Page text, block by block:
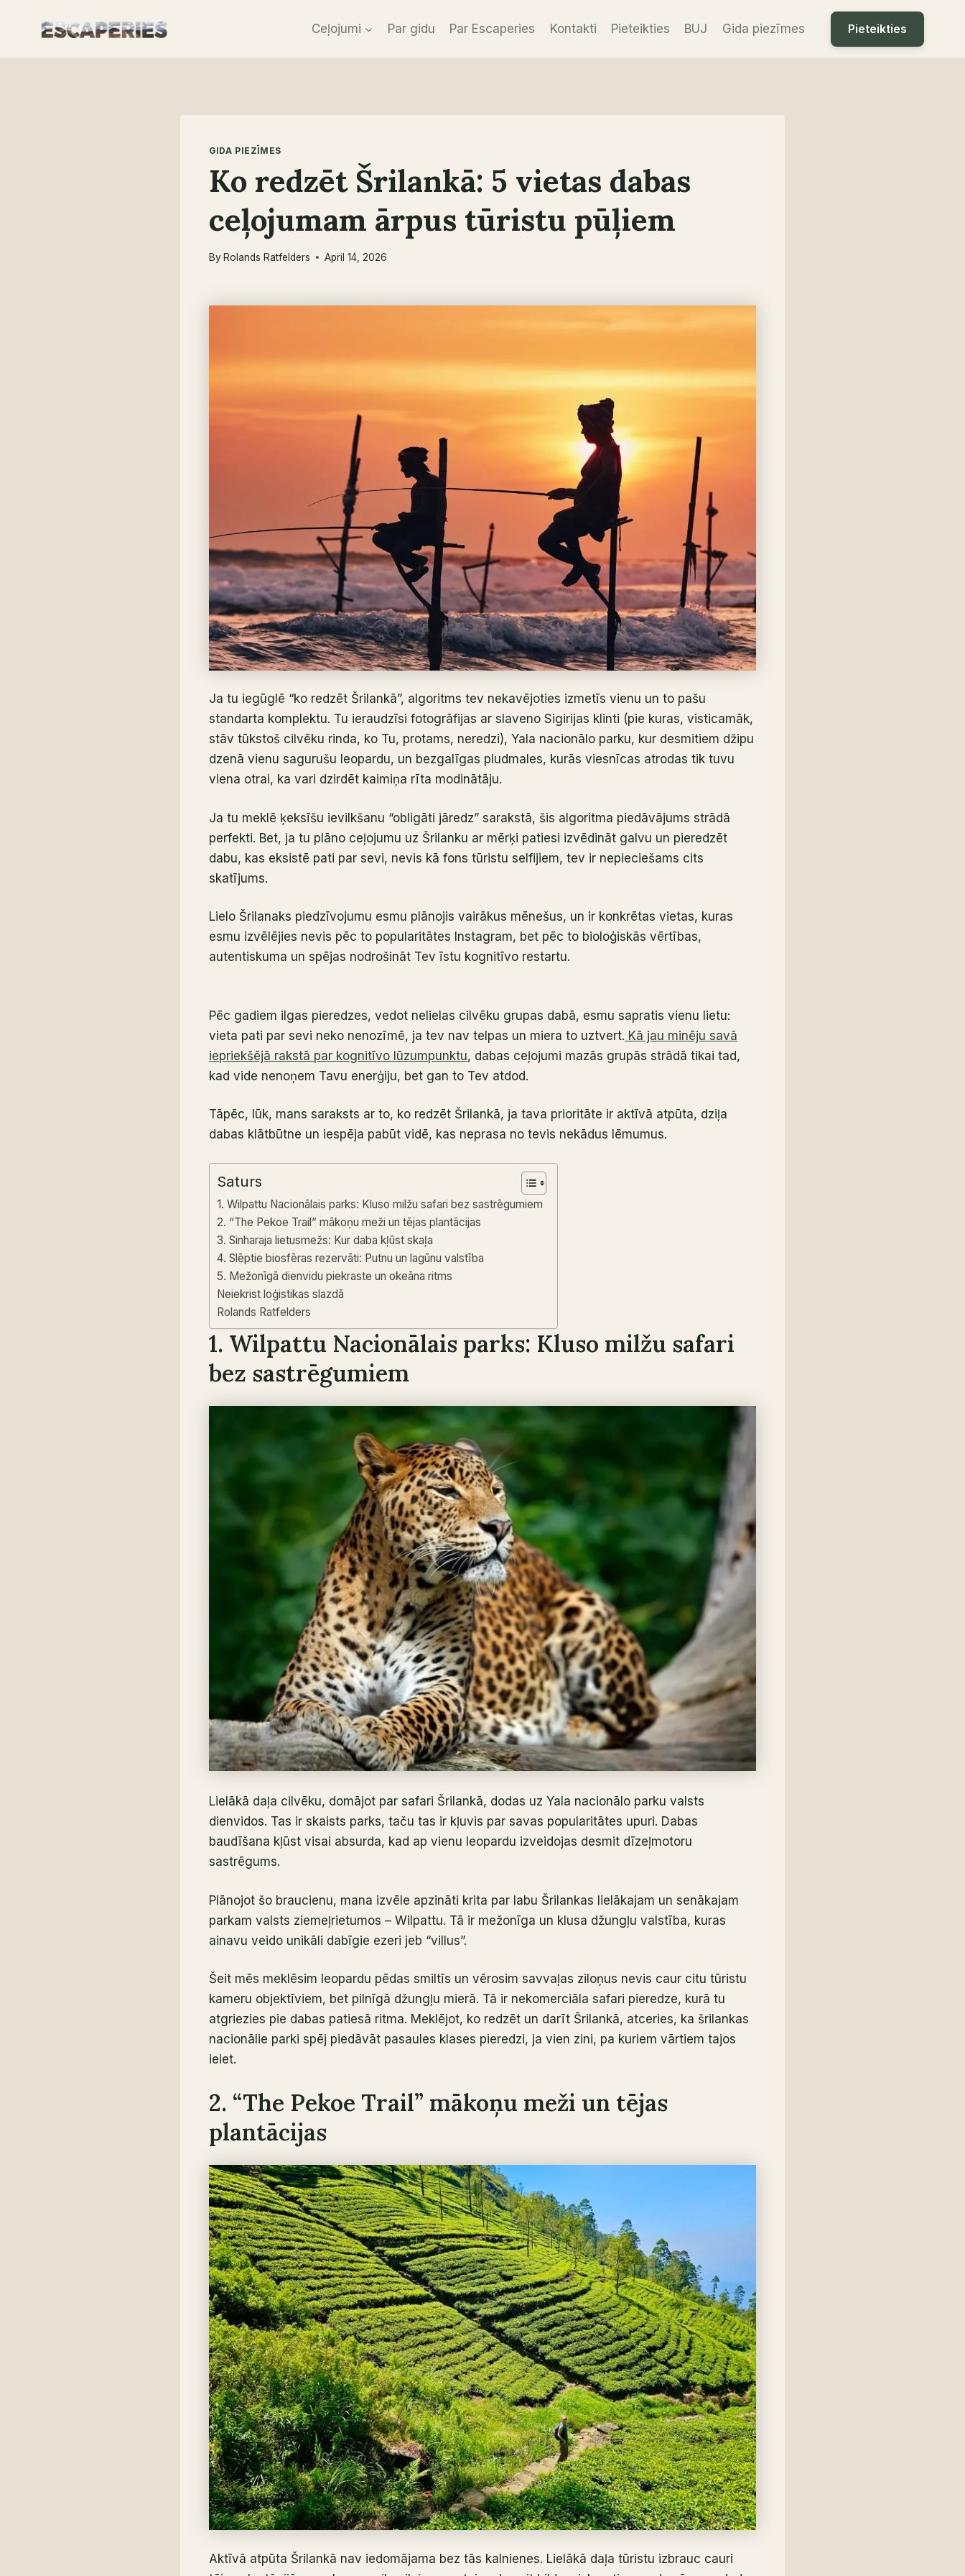
Ceļojumi Par gidu Par Escaperies Kontakti Pieteikties BUJ Gida piezīmes Pieteikties
GIDA PIEZĪMES
Ko redzēt Šrilankā: 5 vietas dabas
ceļojumam ārpus tūristu pūļiem
ByRolands Ratfelders April 14, 2026
Ja tu iegūglē “ko redzēt Šrilankā”, algoritms tev nekavējoties izmetīs vienu un to pašu
standarta komplektu. Tu ieraudzīsi fotogrāfijas ar slaveno Sigirijas klinti (pie kuras, visticamāk,
stāv tūkstoš cilvēku rinda, ko Tu, protams, neredzi), Yala nacionālo parku, kur desmitiem džipu
dzenā vienu sagurušu leopardu, un bezgalīgas pludmales, kurās viesnīcas atrodas tik tuvu
viena otrai, ka vari dzirdēt kaimiņa rīta modinātāju.
Ja tu meklē ķeksīšu ievilkšanu “obligāti jāredz” sarakstā, šis algoritma piedāvājums strādā
perfekti. Bet, ja tu plāno ceļojumu uz Šrilanku ar mērķi patiesi izvēdināt galvu un pieredzēt
dabu, kas eksistē pati par sevi, nevis kā fons tūristu selfijiem, tev ir nepieciešams cits
skatījums.
Lielo Šrilanaks piedzīvojumu esmu plānojis vairākus mēnešus, un ir konkrētas vietas, kuras
esmu izvēlējies nevis pēc to popularitātes Instagram, bet pēc to bioloģiskās vērtības,
autentiskuma un spējas nodrošināt Tev īstu kognitīvo restartu.
Pēc gadiem ilgas pieredzes, vedot nelielas cilvēku grupas dabā, esmu sapratis vienu lietu:
vieta pati par sevi neko nenozīmē, ja tev nav telpas un miera to uztvert. Kā jau minēju savā
iepriekšējā rakstā par kognitīvo lūzumpunktu, dabas ceļojumi mazās grupās strādā tikai tad,
kad vide nenoņem Tavu enerģiju, bet gan to Tev atdod.
Tāpēc, lūk, mans saraksts ar to, ko redzēt Šrilankā, ja tava prioritāte ir aktīvā atpūta, dziļa
dabas klātbūtne un iespēja pabūt vidē, kas neprasa no tevis nekādus lēmumus.
Saturs
1. Wilpattu Nacionālais parks: Kluso milžu safari bez sastrēgumiem
2. “The Pekoe Trail” mākoņu meži un tējas plantācijas
3. Sinharaja lietusmežs: Kur daba kļūst skaļa
4. Slēptie biosfēras rezervāti: Putnu un lagūnu valstība
5. Mežonīgā dienvidu piekraste un okeāna ritms
Neiekrist loģistikas slazdā
Rolands Ratfelders
1. Wilpattu Nacionālais parks: Kluso milžu safari
bez sastrēgumiem
Lielākā daļa cilvēku, domājot par safari Šrilankā, dodas uz Yala nacionālo parku valsts
dienvidos. Tas ir skaists parks, taču tas ir kļuvis par savas popularitātes upuri. Dabas
baudīšana kļūst visai absurda, kad ap vienu leopardu izveidojas desmit dīzeļmotoru
sastrēgums.
Plānojot šo braucienu, mana izvēle apzināti krita par labu Šrilankas lielākajam un senākajam
parkam valsts ziemeļrietumos – Wilpattu. Tā ir mežonīga un klusa džungļu valstība, kuras
ainavu veido unikāli dabīgie ezeri jeb “villus”.
Šeit mēs meklēsim leopardu pēdas smiltīs un vērosim savvaļas ziloņus nevis caur citu tūristu
kameru objektīviem, bet pilnīgā džungļu mierā. Tā ir nekomerciāla safari pieredze, kurā tu
atgriezies pie dabas patiesā ritma. Meklējot, ko redzēt un darīt Šrilankā, atceries, ka šrilankas
nacionālie parki spēj piedāvāt pasaules klases pieredzi, ja vien zini, pa kuriem vārtiem tajos
ieiet.
2. “The Pekoe Trail” mākoņu meži un tējas
plantācijas
Aktīvā atpūta Šrilankā nav iedomājama bez tās kalnienes. Lielākā daļa tūristu izbrauc cauri